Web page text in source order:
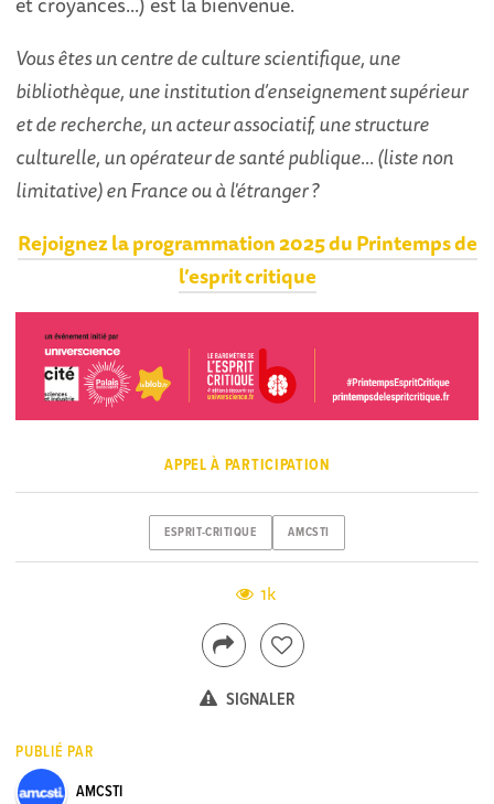
Vous êtes un centre de culture scientifique, une
bibliothèque, une institution d’enseignement supérieur
et de recherche, un acteur associatif, une structure
culturelle, un opérateur de santé publique... (liste non
limitative) en France ou à l'étranger ?
Rejoignez la programmation 2025 du Printemps de
l’esprit critique
APPEL À PARTICIPATION
ESPRIT-CRITIQUE AMCSTI
1k
SIGNALER
PUBLIÉ PAR
AMCSTI